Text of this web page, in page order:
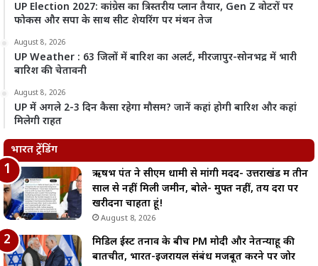
UP Election 2027: कांग्रेस का त्रिस्तरीय प्लान तैयार, Gen Z वोटरों पर
फोकस और सपा के साथ सीट शेयरिंग पर मंथन तेज
August 8, 2026
UP Weather : 63 जिलों में बारिश का अलर्ट, मीरजापुर-सोनभद्र में भारी
बारिश की चेतावनी
August 8, 2026
UP में अगले 2-3 दिन कैसा रहेगा मौसम? जानें कहां होगी बारिश और कहां
मिलेगी राहत
भारत ट्रेंडिंग
ऋषभ पंत ने सीएम धामी से मांगी मदद- उत्तराखंड में तीन
साल से नहीं मिली जमीन, बोले- मुफ्त नहीं, तय दरों पर
खरीदना चाहता हूं!
August 8, 2026
मिडिल ईस्ट तनाव के बीच PM मोदी और नेतन्याहू की
बातचीत, भारत-इजरायल संबंध मजबूत करने पर जोर